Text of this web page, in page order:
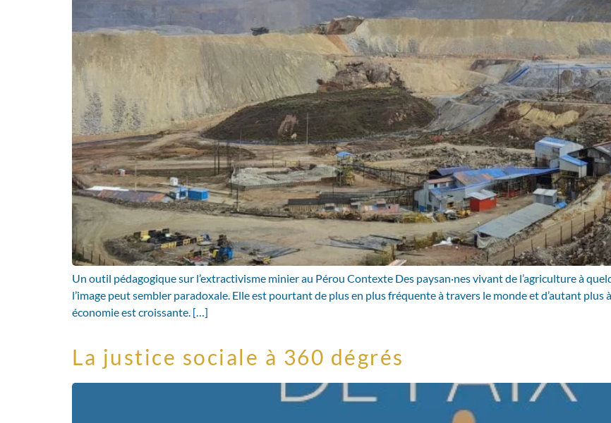
Un outil pédagogique sur l’extractivisme minier au Pérou Contexte Des paysan·nes vivant de l’agriculture à
l’image peut sembler paradoxale. Elle est pourtant de plus en plus fréquente à travers le monde et d’autant plus
économie est croissante. […]
La justice sociale à 360 dégrés